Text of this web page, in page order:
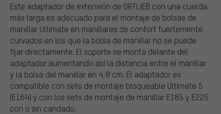
Este adaptador de extensión de ORTLIEB con una cuerda
más larga es adecuado para el montaje de bolsas de
manillar Ultimate en manillares de confort fuertemente
curvados en los que la bolsa de manillar no se puede
fijar directamente. El soporte se monta delante del
adaptador aumentando así la distancia entre el manillar
y la bolsa del manillar en 4,8 cm. El adaptador es
compatible con sets de montaje bloqueable Ultimate 5
(E164) y con los sets de montaje de manillar E185 y E225
con o sin candado.